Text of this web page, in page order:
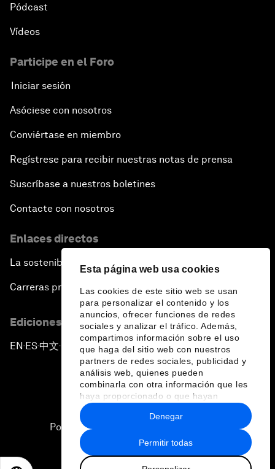
Esta página web usa cookies
Las cookies de este sitio web se usan
para personalizar el contenido y los
anuncios, ofrecer funciones de redes
sociales y analizar el tráfico. Además,
compartimos información sobre el uso
que haga del sitio web con nuestros
partners de redes sociales, publicidad y
análisis web, quienes pueden
combinarla con otra información que les
haya proporcionado o que hayan
recopilado a partir del uso que haya
hecho de sus servicios.
Permitir todas
Denegar
Pódcast
Vídeos
Participe en el Foro
Iniciar sesión
Asóciese con nosotros
Conviértase en miembro
Regístrese para recibir nuestras notas de prensa
Suscríbase a nuestros boletines
Contacte con nosotros
Enlaces directos
La sostenibilidad en el Foro
Carreras profesionales
Ediciones en otros idiomas
EN ▪ES▪中文▪ 日本語
Política de privacidad y normas de uso
Sitemap